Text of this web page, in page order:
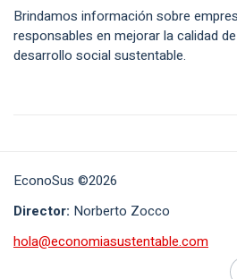
Brindamos información sobre
responsables en mejorar la calidad
desarrollo social sustentable.
EconoSus ©2026
Director: Norberto Zocco
hola@economiasustentable.com